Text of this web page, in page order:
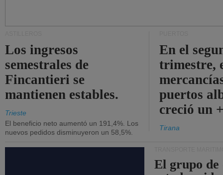
Los ingresos
semestrales de
Fincantieri se
mantienen estables.
Trieste
El beneficio neto aumentó un 191,4%. Los
nuevos pedidos disminuyeron un 58,5%.
En el
trimestre,
puertos
creció un
Tirana
El grupo de